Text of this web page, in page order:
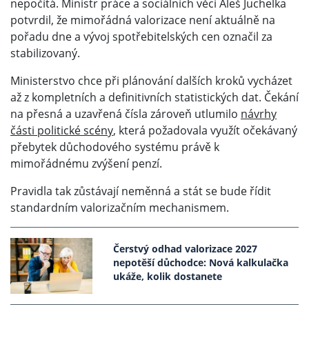
nepočítá. Ministr práce a sociálních věcí Aleš Juchelka
potvrdil, že mimořádná valorizace není aktuálně na
pořadu dne a vývoj spotřebitelských cen označil za
stabilizovaný.
Ministerstvo chce při plánování dalších kroků vycházet
až z kompletních a definitivních statistických dat. Čekání
na přesná a uzavřená čísla zároveň utlumilo návrhy
části politické scény, která požadovala využít očekávaný
přebytek důchodového systému právě k
mimořádnému zvýšení penzí.
Pravidla tak zůstávají neměnná a stát se bude řídit
standardním valorizačním mechanismem.
Čerstvý odhad valorizace 2027
nepotěší důchodce: Nová kalkulačka
ukáže, kolik dostanete